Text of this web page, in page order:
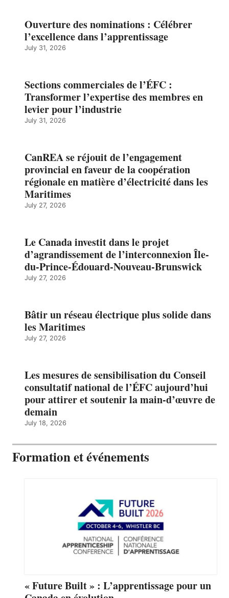
Ouverture des nominations : Célébrer
l’excellence dans l’apprentissage
July 31, 2026
Sections commerciales de l’ÉFC :
Transformer l’expertise des membres en
levier pour l’industrie
July 31, 2026
CanREA se réjouit de l’engagement
provincial en faveur de la coopération
régionale en matière d’électricité dans les
Maritimes
July 27, 2026
Le Canada investit dans le projet
d’agrandissement de l’interconnexion Île-
du-Prince-Édouard-Nouveau-Brunswick
July 27, 2026
Bâtir un réseau électrique plus solide dans
les Maritimes
July 27, 2026
Les mesures de sensibilisation du Conseil
consultatif national de l’ÉFC aujourd’hui
pour attirer et soutenir la main-d’œuvre de
demain
July 18, 2026
Formation et événements
« Future Built » : L’apprentissage pour un